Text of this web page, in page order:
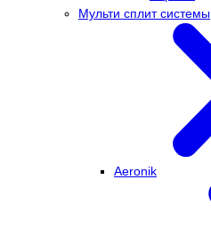
Мульти сплит системы
Aeronik